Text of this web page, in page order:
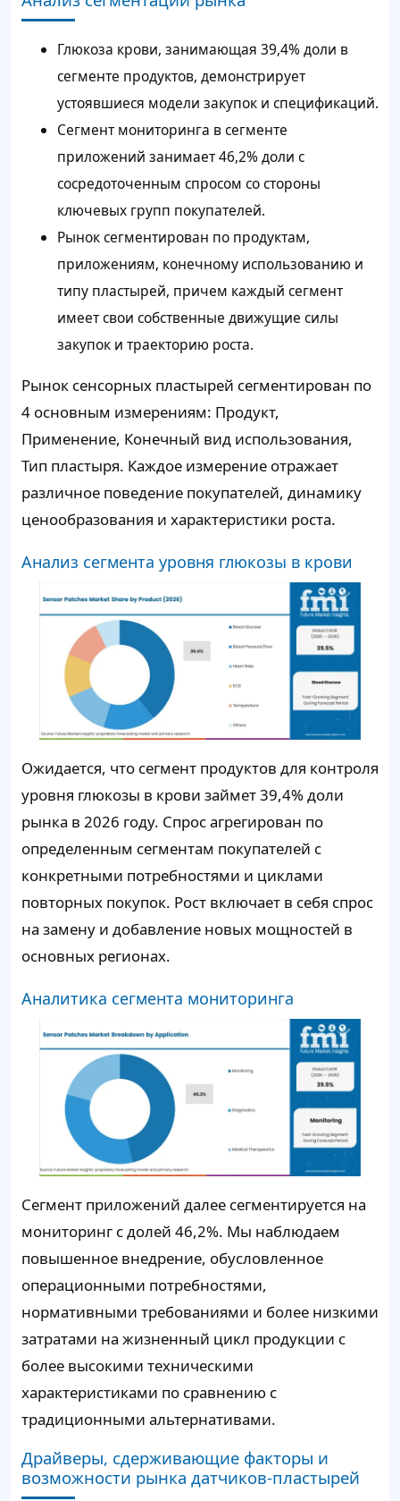
Глюкоза крови, занимающая 39,4% доли в
сегменте продуктов, демонстрирует
устоявшиеся модели закупок и спецификаций.
Сегмент мониторинга в сегменте
приложений занимает 46,2% доли с
сосредоточенным спросом со стороны
ключевых групп покупателей.
Рынок сегментирован по продуктам,
приложениям, конечному использованию и
типу пластырей, причем каждый сегмент
имеет свои собственные движущие силы
закупок и траекторию роста.
Рынок сенсорных пластырей сегментирован по
4 основным измерениям: Продукт,
Применение, Конечный вид использования,
Тип пластыря. Каждое измерение отражает
различное поведение покупателей, динамику
ценообразования и характеристики роста.
Анализ сегмента уровня глюкозы в крови
Ожидается, что сегмент продуктов для контроля
уровня глюкозы в крови займет39,4% доли
рынка в 2026 году. Спрос агрегирован по
определенным сегментам покупателей с
конкретными потребностями и циклами
повторных покупок. Рост включает в себя спрос
на замену и добавление новых мощностей в
основных регионах.
Аналитика сегмента мониторинга
Сегмент приложений далее сегментируется на
мониторинг с долей 46,2%. Мы наблюдаем
повышенное внедрение, обусловленное
операционными потребностями,
нормативными требованиями и более низкими
затратами на жизненный цикл продукции с
более высокими техническими
характеристиками по сравнению с
традиционными альтернативами.
Драйверы, сдерживающие факторы и
возможности рынка датчиков-пластырей